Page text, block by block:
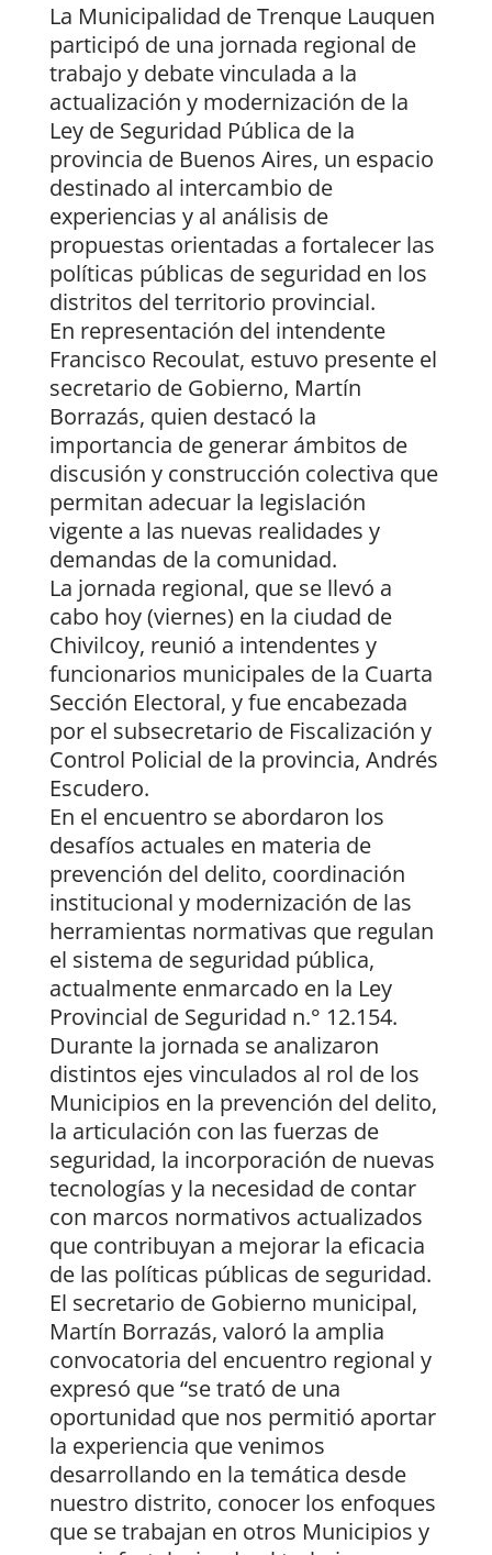
La Municipalidad de Trenque Lauquen
participó de una jornada regional de
trabajo y debate vinculada a la
actualización y modernización de la
Ley de Seguridad Pública de la
provincia de Buenos Aires, un espacio
destinado al intercambio de
experiencias y al análisis de
propuestas orientadas a fortalecer las
políticas públicas de seguridad en los
distritos del territorio provincial.
En representación del intendente
Francisco Recoulat, estuvo presente el
secretario de Gobierno, Martín
Borrazás, quien destacó la
importancia de generar ámbitos de
discusión y construcción colectiva que
permitan adecuar la legislación
vigente a las nuevas realidades y
demandas de la comunidad.
La jornada regional, que se llevó a
cabo hoy (viernes) en la ciudad de
Chivilcoy, reunió a intendentes y
funcionarios municipales de la Cuarta
Sección Electoral, y fue encabezada
por el subsecretario de Fiscalización y
Control Policial de la provincia, Andrés
Escudero.
En el encuentro se abordaron los
desafíos actuales en materia de
prevención del delito, coordinación
institucional y modernización de las
herramientas normativas que regulan
el sistema de seguridad pública,
actualmente enmarcado en la Ley
Provincial de Seguridad n.° 12.154.
Durante la jornada se analizaron
distintos ejes vinculados al rol de los
Municipios en la prevención del delito,
la articulación con las fuerzas de
seguridad, la incorporación de nuevas
tecnologías y la necesidad de contar
con marcos normativos actualizados
que contribuyan a mejorar la eficacia
de las políticas públicas de seguridad.
El secretario de Gobierno municipal,
Martín Borrazás, valoró la amplia
convocatoria del encuentro regional y
expresó que “se trató de una
oportunidad que nos permitió aportar
la experiencia que venimos
desarrollando en la temática desde
nuestro distrito, conocer los enfoques
que se trabajan en otros Municipios y